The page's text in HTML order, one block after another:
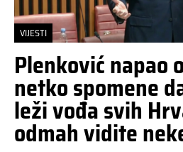
VIJESTI
Plenković napao
netko spomene
leži vođa svih
odmah vidite